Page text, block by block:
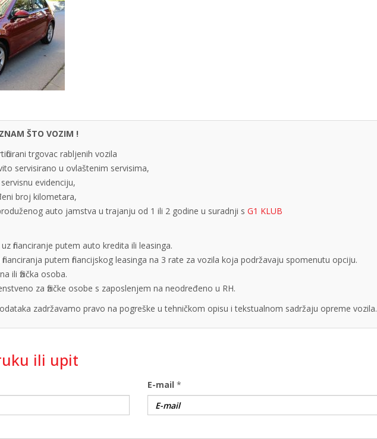
ŠTO VOZIM !
trgovac rabljenih vozila
servisirano u ovlaštenim servisima,
evidenciju,
broj kilometara,
auto jamstva u trajanju od 1 ili 2 godine u suradnji s G1 KLUB
financiranje putem auto kredita ili leasinga.
putem financijskog leasinga na 3 rate za vozila koja podržavaju spomenutu opciju.
ili fizička osoba.
za fizičke osobe s zaposlenjem na neodređeno u RH.
zadržavamo pravo na pogreške u tehničkom opisu i tekstualnom sadržaju opreme vozila.
ili upit
E-mail *